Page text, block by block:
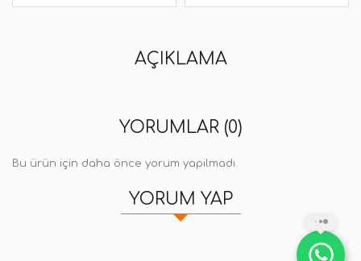
AÇIKLAMA
YORUMLAR (0)
Bu ürün için daha önce yorum yapılmadı.
YORUM YAP